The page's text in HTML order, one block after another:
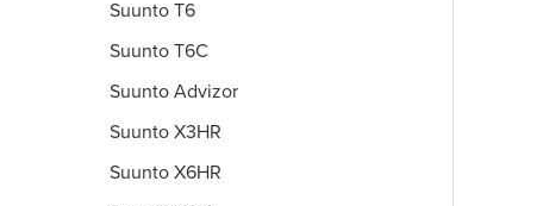
Suunto T6
Suunto T6C
Suunto Advizor
Suunto X3HR
Suunto X6HR